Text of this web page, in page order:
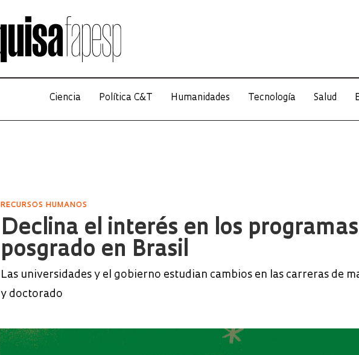
Ciencia Política C&T Humanidades Tecnología Salud
RECURSOS HUMANOS
Declina el interés en los
posgrado en Brasil
Las universidades y el gobierno estudian cambios en las carreras de
y doctorado